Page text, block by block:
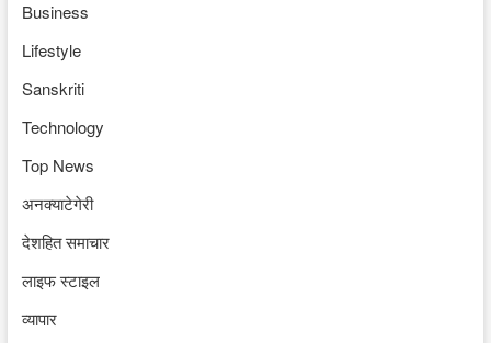
Business
Lifestyle
Sanskriti
Technology
Top News
अनक्याटेगेरी
देशहित समाचार
लाइफ स्टाइल
व्यापार